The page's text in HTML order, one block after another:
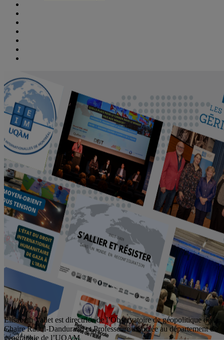
Élisabeth Vallet est directrice de l’Observatoire de géopolitique de la
Chaire Raoul-Dandurand et Professeure associée au département de
géographie de l’UQAM